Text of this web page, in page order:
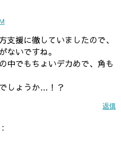
支援に徹していましたので、
ないですね。
中でもちょいデカめで、角も
しょうか…！？
返信